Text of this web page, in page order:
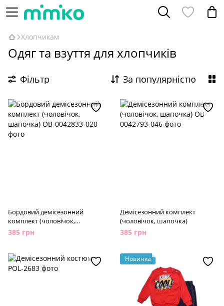
Хлопчикам
Одяг та взуття для хлопчиків
Фільтр За популярністю
Бордовий демісезонний
комплект (чоловічок,
шапочка)
385 грн
Демісезонний комплект
(чоловічок, шапочка)
385 грн
Новинка